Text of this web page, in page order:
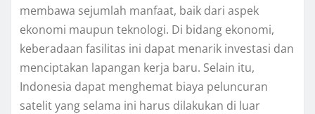
membawa sejumlah manfaat, baik dari aspek
ekonomi maupun teknologi. Di bidang ekonomi,
keberadaan fasilitas ini dapat menarik investasi dan
menciptakan lapangan kerja baru. Selain itu,
Indonesia dapat menghemat biaya peluncuran
satelit yang selama ini harus dilakukan di luar